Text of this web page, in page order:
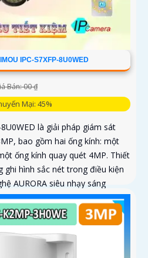
IPC-S7XFP-8U0WED
Bán: 00 ₫
Mại: 45%
là giải pháp giám sát
bao gồm hai ống kính: một
ống kính quay quét 4MP. Thiết
ghi hình sắc nét trong điều kiện
AURORA siêu nhạy sáng